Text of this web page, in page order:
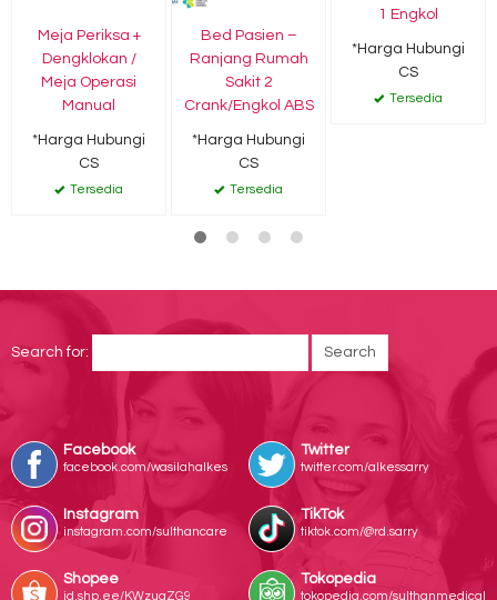
Meja Periksa +
Dengklokan /
Meja Operasi
Manual
*Harga Hubungi
CS
Tersedia
Bed Pasien –
Ranjang Rumah
Sakit 2
Crank/Engkol ABS
*Harga Hubungi
CS
Tersedia
1 Engkol
*Harga Hubungi
CS
Tersedia
Search for:
Facebook
facebook.com/wasilahalkes
Twitter
twitter.com/alkessarry
Instagram
instagram.com/sulthancare
TikTok
tiktok.com/@rd.sarry
Shopee
id.shp.ee/KWzuaZG9
Tokopedia
tokopedia.com/sulthanmedical